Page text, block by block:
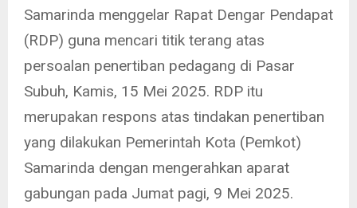
Samarinda menggelar Rapat Dengar Pendapat
(RDP) guna mencari titik terang atas
persoalan penertiban pedagang di Pasar
Subuh, Kamis, 15 Mei 2025. RDP itu
merupakan respons atas tindakan penertiban
yang dilakukan Pemerintah Kota (Pemkot)
Samarinda dengan mengerahkan aparat
gabungan pada Jumat pagi, 9 Mei 2025.